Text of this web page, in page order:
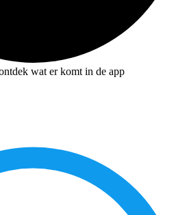
wat er komt in de app